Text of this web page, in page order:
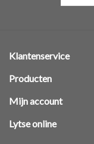
Klantenservice
Producten
Mijn account
Lytse online